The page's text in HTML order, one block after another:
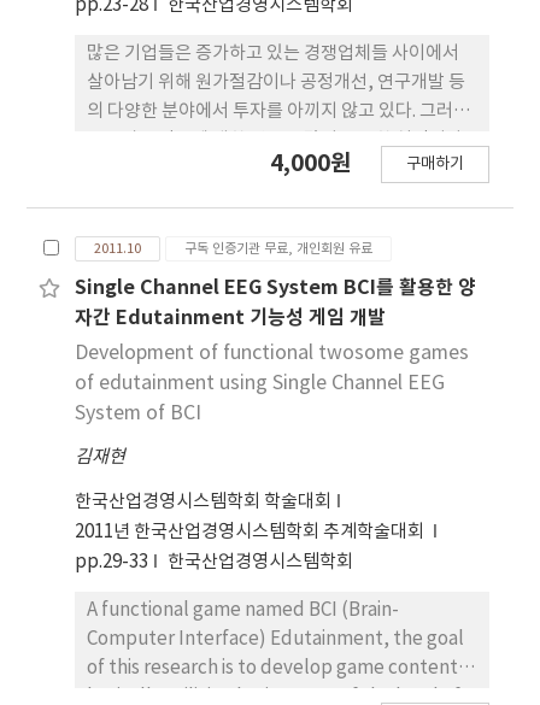
products can be made in a machine. So there
will be multiple theoretical cycle times in a
machine, but they have not been extensively
considered for setting up theoretical cycle
times in previous research. Futhermore the
limitation to measure a performance of an
operation which is consists of multiple
research. This paper shows how to measure
OOE based on multiple theoretical cycle
time.
pp.23-28
한국산업경영시스템학회
많은 기업들은 증가하고 있는 경쟁업체들 사이에서
살아남기 위해 원가절감이나 공정개선, 연구개발 등
의 다양한 분야에서 투자를 아끼지 않고 있다. 그러나
현재 나무로 만든 포장용 상자가 많이 사용되고 있으
감소하기 위한 수단으로 친환경적이고 회수 및 재사
용이 가능한 포장용 플라스틱 다단상자를 개발한다.
상자의 설계에서 효율성과 경제성을 고려하여 회수
시 상자의 부피를 감소하여 물류비용을 최소화하였
다. 또한 각 주요 부품을 구조 해석하여 허용 범위 내
에서 안전성을 검증하였다.
4,000원 구매하기
2011.10 구독 인증기관 무료, 개인회원 유료
Single Channel EEG System BCI를 활용한 양
자간 Edutainment 기능성 게임 개발
Development of functional twosome games
of edutainment using Single Channel EEG
System of BCI
김재현
한국산업경영시스템학회 학술대회
2011년 한국산업경영시스템학회 추계학술대회
pp.29-33
한국산업경영시스템학회
A functional game named BCI (Brain-
Computer Interface) Edutainment, the goal
of this research is to develop game contents